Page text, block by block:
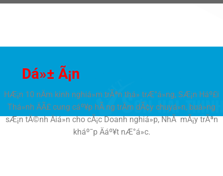
Dá»± Ã¡n
HÆ¡n 10 nÄm kinh nghiá»m trÃªn thá» trÆ°á»ng, SÆ¡n Háº£i
Thá»nh ÄÃ£ cung cáº¥p hÃ ng trÄm dÃ¢y chuyá»n, buá»ng
sÆ¡n tÄ©nh Äiá»n cho cÃ¡c Doanh nghiá»p, NhÃ mÃ¡y trÃªn
kháº¯p Äáº¥t nÆ°á»c.